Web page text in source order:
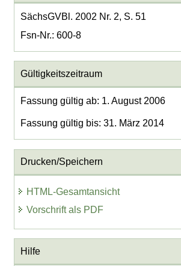
SächsGVBl. 2002 Nr. 2, S. 51
Fsn-Nr.: 600-8
Gültigkeitszeitraum
Fassung gültig ab: 1. August 2006
Fassung gültig bis: 31. März 2014
Drucken/Speichern
HTML-Gesamtansicht
Vorschrift als PDF
Hilfe